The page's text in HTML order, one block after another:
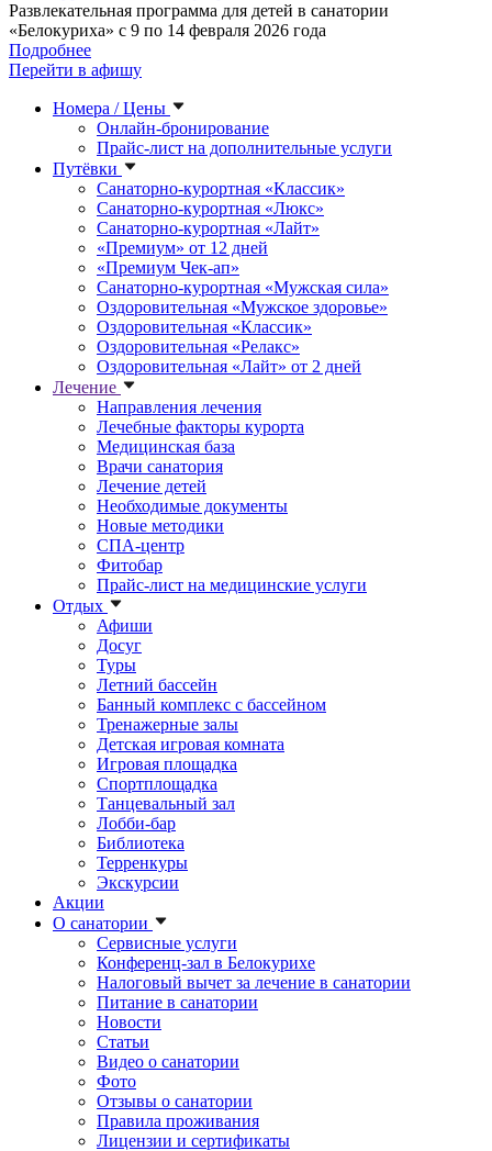
Развлекательная программа для детей в санатории
«Белокуриха» с 9 по 14 февраля 2026 года
Подробнее
Перейти в афишу
Номера / Цены
Онлайн-бронирование
Прайс-лист на дополнительные услуги
Путёвки
Санаторно-курортная «Классик»
Санаторно-курортная «Люкс»
Санаторно-курортная «Лайт»
«Премиум» от 12 дней
«Премиум Чек-ап»
Санаторно-курортная «Мужская сила»
Оздоровительная «Мужское здоровье»
Оздоровительная «Классик»
Оздоровительная «Релакс»
Оздоровительная «Лайт» от 2 дней
Лечение
Направления лечения
Лечебные факторы курорта
Медицинская база
Врачи санатория
Лечение детей
Необходимые документы
Новые методики
СПА-центр
Фитобар
Прайс-лист на медицинские услуги
Отдых
Афиши
Досуг
Туры
Летний бассейн
Банный комплекс с бассейном
Тренажерные залы
Детская игровая комната
Игровая площадка
Спортплощадка
Танцевальный зал
Лобби-бар
Библиотека
Терренкуры
Экскурсии
Акции
О санатории
Сервисные услуги
Конференц-зал в Белокурихе
Налоговый вычет за лечение в санатории
Питание в санатории
Новости
Статьи
Видео о санатории
Фото
Отзывы о санатории
Правила проживания
Лицензии и сертификаты